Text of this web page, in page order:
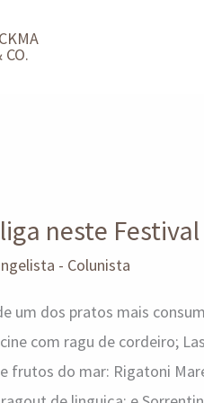
neste Festival
- Colunista
um dos pratos mais
com ragu de cordeiro;
frutos do mar: Rigatoni